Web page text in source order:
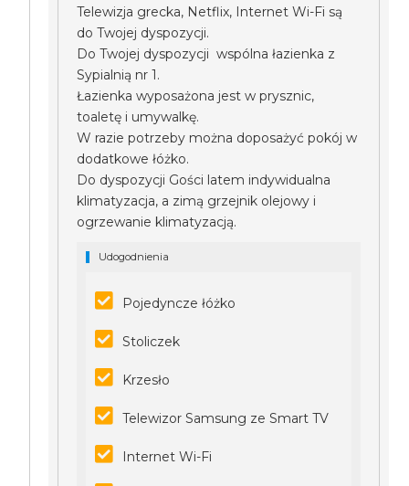
Telewizja grecka, Netflix, Internet Wi-Fi są
do Twojej dyspozycji.
Do Twojej dyspozycji wspólna łazienka z
Sypialnią nr 1.
Łazienka wyposażona jest w prysznic,
toaletę i umywalkę.
W razie potrzeby można doposażyć pokój w
dodatkowe łóżko.
Do dyspozycji Gości latem indywidualna
klimatyzacja, a zimą grzejnik olejowy i
ogrzewanie klimatyzacją.
Udogodnienia
Pojedyncze łóżko
Stoliczek
Krzesło
Telewizor Samsung ze Smart TV
Internet Wi-Fi